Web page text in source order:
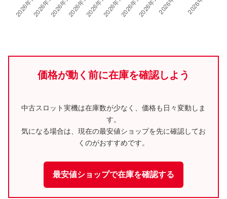
価格が動く前に在庫を確認しよう
中古スロット実機は在庫数が少なく、価格も日々変動しま
す。
気になる場合は、現在の最安値ショップを先に確認してお
くのがおすすめです。
最安値ショップで在庫を確認する